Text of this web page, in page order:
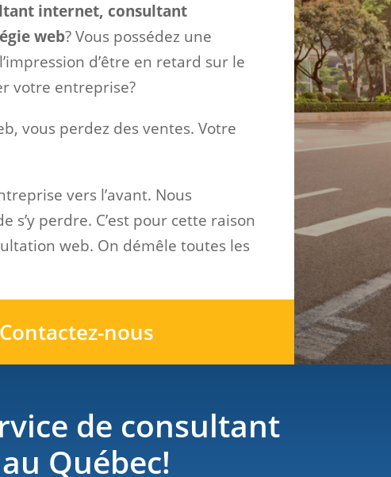
internet, consultant
web? Vous possédez une
d’être en retard sur le
votre entreprise?
vous perdez des ventes. Votre
vers l’avant. Nous
s’y perdre. C’est pour cette raison
web. On démêle toutes les
Contactez-nous
de consultant
Québec!